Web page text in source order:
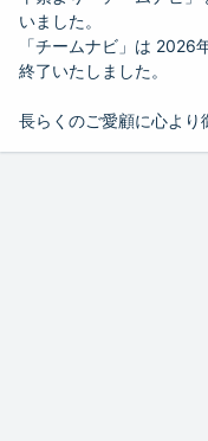
いました。
「チームナビ」は 2026
終了いたしました。
長らくのご愛顧に心より